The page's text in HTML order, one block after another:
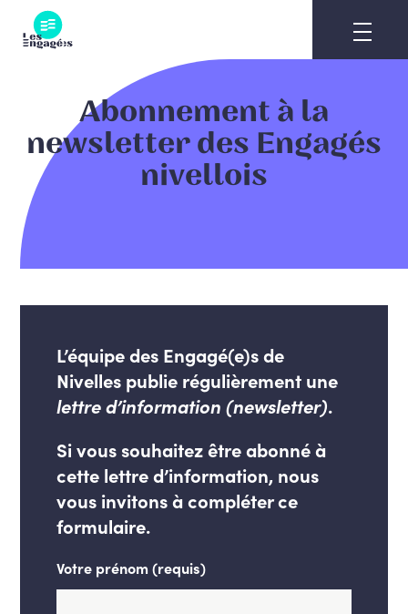
content
Abonnement à la
newsletter des Engagés
nivellois
L’équipe des Engagé(e)s de
Nivelles publie régulièrement une
lettre d’information (newsletter).
Si vous souhaitez être abonné à
cette lettre d’information, nous
vous invitons à compléter ce
formulaire.
Votre prénom (requis)